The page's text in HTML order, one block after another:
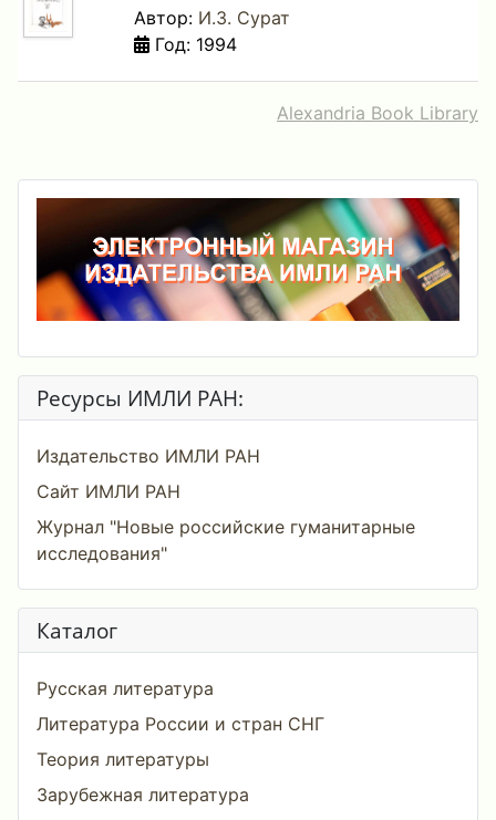
Автор: И.З. Сурат
Год: 1994
Alexandria Book Library
Ресурсы ИМЛИ РАН:
Издательство ИМЛИ РАН
Сайт ИМЛИ РАН
Журнал "Новые российские гуманитарные
исследования"
Каталог
Русская литература
Литература России и стран СНГ
Теория литературы
Зарубежная литература